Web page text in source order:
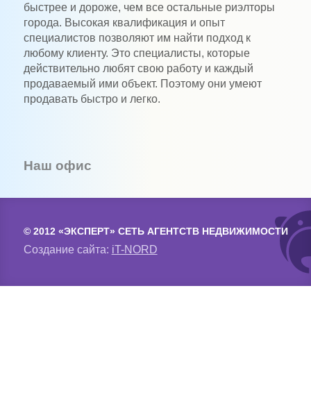
быстрее и дороже, чем все остальные риэлторы
города. Высокая квалификация и опыт
специалистов позволяют им найти подход к
любому клиенту. Это специалисты, которые
действительно любят свою работу и каждый
продаваемый ими объект. Поэтому они умеют
продавать быстро и легко.
Наш офис
© 2012 «ЭКСПЕРТ» СЕТЬ АГЕНТСТВ НЕДВИЖИМОСТИ
Создание сайта: iT-NORD